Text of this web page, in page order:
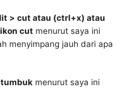
> cut atau (ctrl+x) atau
cut menurut saya ini
menyimpang jauh dari apa
tumbuk menurut saya ini